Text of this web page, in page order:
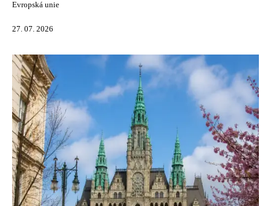
Evropská unie
27. 07. 2026